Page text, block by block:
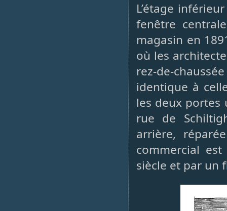
L’étage
fenêtre
magasin en
où les
rez-de-
identique à
les deux portes
rue de
arrière,
commercial
siècle et par un